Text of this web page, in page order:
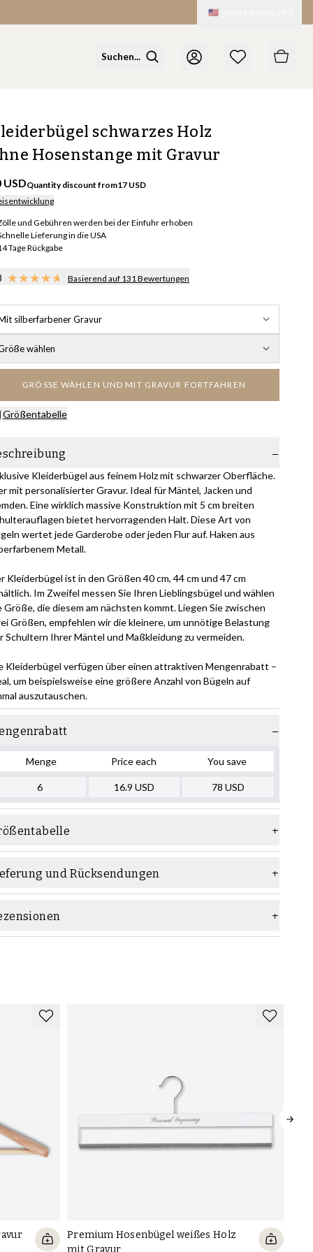
🇺🇸
schwarzes Holz
Hosenstange mit Gravur
USDQuantity discount from17 USD
und Gebühren werden bei der Einfuhr erhoben
Lieferung in die USA
Tage Rückgabe
Basierend auf 131 Bewertungen
silberfarbener Gravur
wählen
GRÖSSE WÄHLEN UND MIT GRAVUR FORTFAHREN
Größentabelle
Kleiderbügel aus feinem Holz mit schwarzer Oberfläche.
mit personalisierter Gravur. Ideal für Mäntel, Jacken und
Eine wirklich massive Konstruktion mit 5 cm breiten
bietet hervorragenden Halt. Diese Art von
wertet jede Garderobe oder jeden Flur auf. Haken aus
Metall.
Kleiderbügel ist in den Größen 40 cm, 44 cm und 47 cm
Im Zweifel messen Sie Ihren Lieblingsbügel und wählen
Größe, die diesem am nächsten kommt. Liegen Sie zwischen
Größen, empfehlen wir die kleinere, um unnötige Belastung
Schultern Ihrer Mäntel und Maßkleidung zu vermeiden.
Kleiderbügel verfügen über einen attraktiven Mengenrabatt –
um beispielsweise eine größere Anzahl von Bügeln auf
auszutauschen.
Menge Price each You save
6 16.9 USD 78 USD
und Rücksendungen
Premium Hosenbügel weißes Holz
mit Gravur